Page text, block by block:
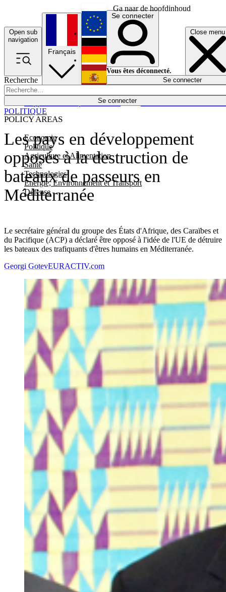
Ga naar de hoofdinhoud
Open sub
navigation
Close menu
Recherche
Se connecter
POLICY AREAS
Economie
Politique
Agriculture et Alimentation
Santé
Technologies
Energie, Environnement et Transport
Défense
Économie
Français
English
Deutsch
Español
Se connecter
Vous êtes déconnecté.
Se connecter
Les pays en développement
opposés à la destruction de
bateaux de passeurs en
Méditerranée
Le secrétaire général du groupe des États d'Afrique, des Caraïbes et
du Pacifique (ACP) a déclaré être opposé à l'idée de l'UE de détruire
les bateaux des trafiquants d'êtres humains en Méditerranée.
POLITIQUE
Georgi GotevEURACTIV.com